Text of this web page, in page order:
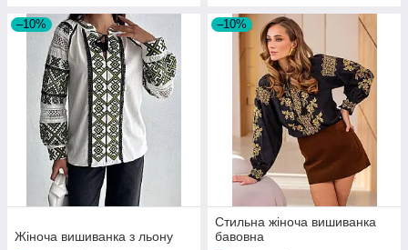
–10%
Жіноча вишиванка з льону
–10%
Стильна жіноча вишиванка
бавовна